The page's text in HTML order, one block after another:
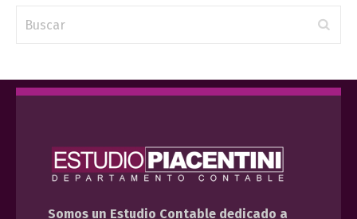
Somos un Estudio Contable dedicado a